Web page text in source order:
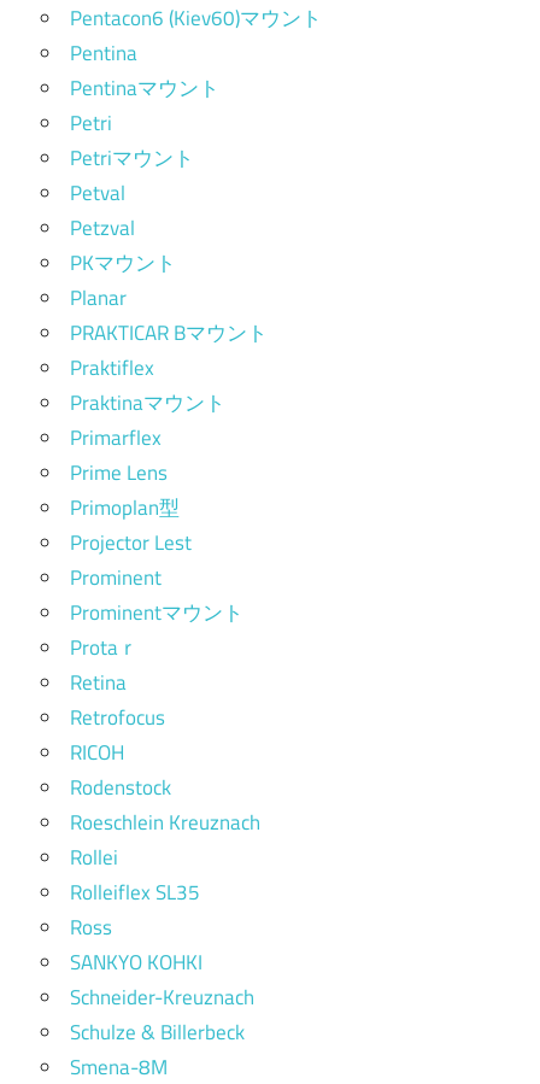
Pentacon6 (Kiev60)マウント
Pentina
Pentinaマウント
Petri
Petriマウント
Petval
Petzval
PKマウント
Planar
PRAKTICAR Bマウント
Praktiflex
Praktinaマウント
Primarflex
Prime Lens
Primoplan型
Projector Lest
Prominent
Prominentマウント
Protaｒ
Retina
Retrofocus
RICOH
Rodenstock
Roeschlein Kreuznach
Rollei
Rolleiflex SL35
Ross
SANKYO KOHKI
Schneider-Kreuznach
Schulze & Billerbeck
Smena-8M